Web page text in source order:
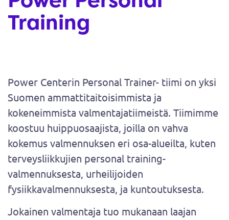
Training
Power Centerin Personal Trainer- tiimi on yksi
Suomen ammattitaitoisimmista ja
kokeneimmista valmentajatiimeistä. Tiimimme
koostuu huippuosaajista, joilla on vahva
kokemus valmennuksen eri osa-alueilta, kuten
terveysliikkujien personal training-
valmennuksesta, urheilijoiden
fysiikkavalmennuksesta, ja kuntoutuksesta.
Jokainen valmentaja tuo mukanaan laajan